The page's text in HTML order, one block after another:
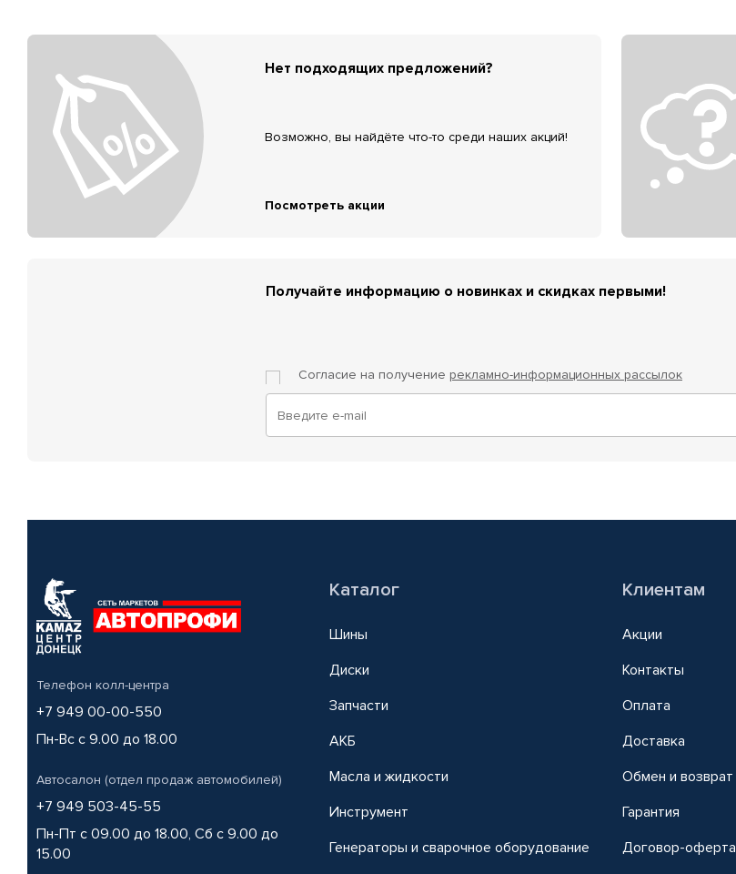
Нет подходящих предложений?
Возможно, вы найдёте что-то среди наших акций!
Посмотреть акции
Получайте информацию о новинках и скидках первыми!
Согласие на получение рекламно-информационных рассылок
Телефон колл-центра
+7 949 00-00-550
Пн-Вс с 9.00 до 18.00
Автосалон (отдел продаж автомобилей)
+7 949 503-45-55
Пн-Пт с 09.00 до 18.00, Сб с 9.00 до
15.00
Каталог
Шины
Диски
Запчасти
АКБ
Масла и жидкости
Инструмент
Генераторы и сварочное оборудование
Клиентам
Акции
Контакты
Оплата
Доставка
Обмен и возврат
Гарантия
Договор-оферта